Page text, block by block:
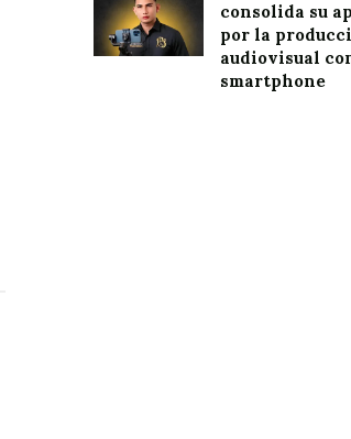
consolida su
por la
audiovisual
smartphone